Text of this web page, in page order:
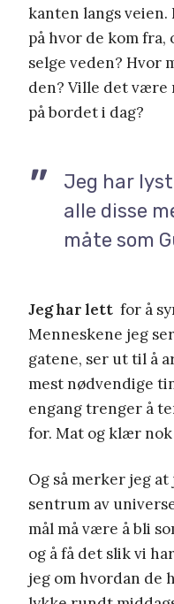
kanten langs
på hvor de kom fra,
selge veden? Hvor
den? Ville det være
på bordet i dag?
Jeg har
alle disse
måte som
Jeg har lett for å
Menneskene jeg
gatene, ser ut til å
mest nødvendige
engang trenger å
for. Mat og klær
Og så merker jeg at
sentrum av
mål må være å bli
og å få det slik vi
jeg om hvordan de